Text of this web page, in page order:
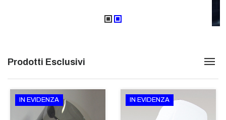
Prodotti Esclusivi
IN EVIDENZA IN EVIDENZA